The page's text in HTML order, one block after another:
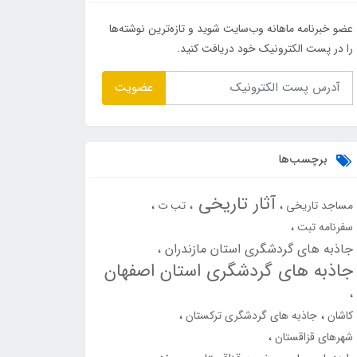
عضو خبرنامه ماهانه وب‌سایت شوید و تازه‌ترین نوشته‌ها
را در پست الکترونیک خود دریافت کنید.
عضویت
برچسب‌ها
مساجد تاریخی آثار تاریخی تب ت
سفرنامه تبت
جاذبه های گردشگری استان مازندران
جاذبه های گردشگری استان اصفهان
کاشان جاذبه های گردشگری ترکستان
شهرهای قزاقستان